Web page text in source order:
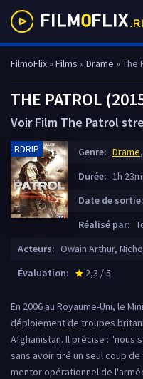
FilmoFlix» Films » Drame » The
THE PATROL
Voir Film The Patrol
BDRIP Genre: Drame,
Durée: 1h
Date de sortie:
Réalisé par:
Acteurs: Owain Arthur,
Évaluation:
star_rate
2,3 / 5
En 2006 au Royaume-Uni, le
déploiement de troupes
Afghanistan. Il précise : "nous
sans avoir tiré un seul coup
mentor opérationnel de